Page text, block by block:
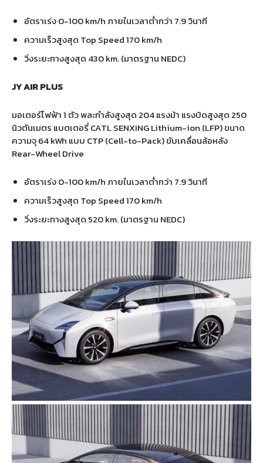
อัตราเร่ง 0-100 km/h ภายในเวลาต่ำกว่า 7.9 วินาที
ความเร็วสูงสุด Top Speed 170 km/h
วิ่งระยะทางสูงสุด 430 km. (มาตรฐาน NEDC)
JY AIR PLUS
มอเตอร์ไฟฟ้า 1 ตัว พละกำลังสูงสุด 204 แรงม้า แรงบิดสูงสุด 250
นิวตันเมตร แบตเตอรี่ CATL SENXING Lithium-ion (LFP) ขนาด
ความจุ 64 kWh แบบ CTP (Cell-to-Pack) ขับเคลื่อนล้อหลัง
Rear-Wheel Drive
อัตราเร่ง 0-100 km/h ภายในเวลาต่ำกว่า 7.9 วินาที
ความเร็วสูงสุด Top Speed 170 km/h
วิ่งระยะทางสูงสุด 520 km. (มาตรฐาน NEDC)